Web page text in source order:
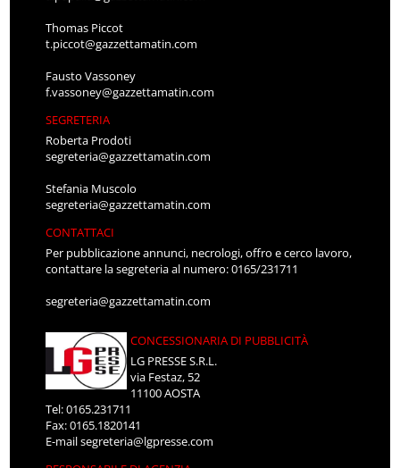
Thomas Piccot
t.piccot@gazzettamatin.com
Fausto Vassoney
f.vassoney@gazzettamatin.com
SEGRETERIA
Roberta Prodoti
segreteria@gazzettamatin.com
Stefania Muscolo
segreteria@gazzettamatin.com
CONTATTACI
Per pubblicazione annunci, necrologi, offro e cerco lavoro,
contattare la segreteria al numero: 0165/231711
segreteria@gazzettamatin.com
CONCESSIONARIA DI PUBBLICITÀ
LG PRESSE S.R.L.
via Festaz, 52
11100 AOSTA
Tel: 0165.231711
Fax: 0165.1820141
E-mailsegreteria@lgpresse.com